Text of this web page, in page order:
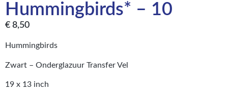
Hummingbirds* – 10
€ 8,50
Hummingbirds
Zwart – Onderglazuur Transfer Vel
19 x 13 inch